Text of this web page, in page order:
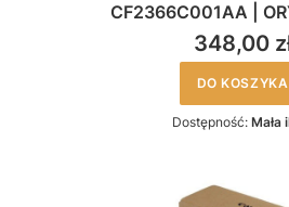
CF2366C001AA |
348,00
DO KOSZYKA
Dostępność: Mała